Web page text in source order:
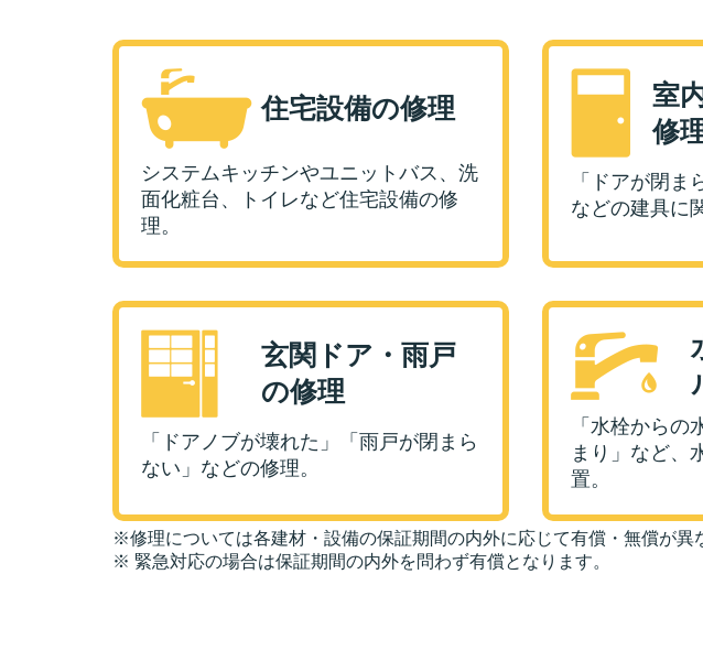
住宅設備の修理
システムキッチンやユニットバス、洗
面化粧台、トイレなど住宅設備の修
理。
室
修
「ドアが閉ま
などの建具に
玄関ドア・雨戸
の修理
「ドアノブが壊れた」「雨戸が閉まら
ない」などの修理。
「水栓からの
まり」など、
置。
※修理については各建材・設備の保証期間の内外に応じて有償・無償が異
※ 緊急対応の場合は保証期間の内外を問わず有償となります。